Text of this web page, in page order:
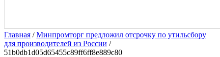
Главная /Минпромторг предложил отсрочку по утильсбору
для производителей из России /
51b0db1d05d65455c89ff6ff8e889c80